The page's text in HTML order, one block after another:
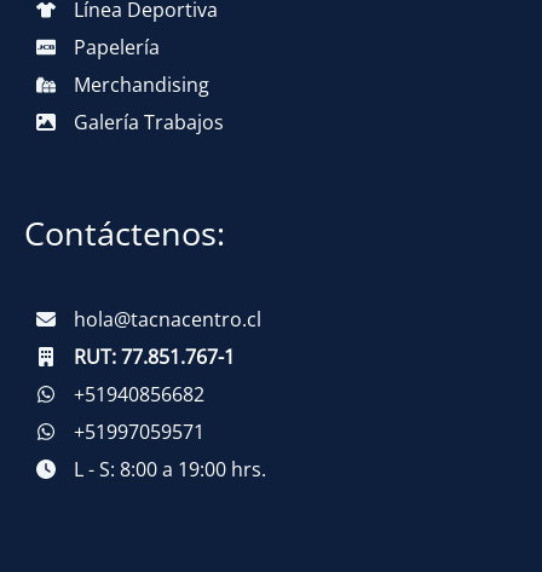
Línea Deportiva
Papelería
Merchandising
Galería Trabajos
Contáctenos:
hola@tacnacentro.cl
RUT:77.851.767-1
+51940856682
+51997059571
L - S: 8:00 a 19:00 hrs.